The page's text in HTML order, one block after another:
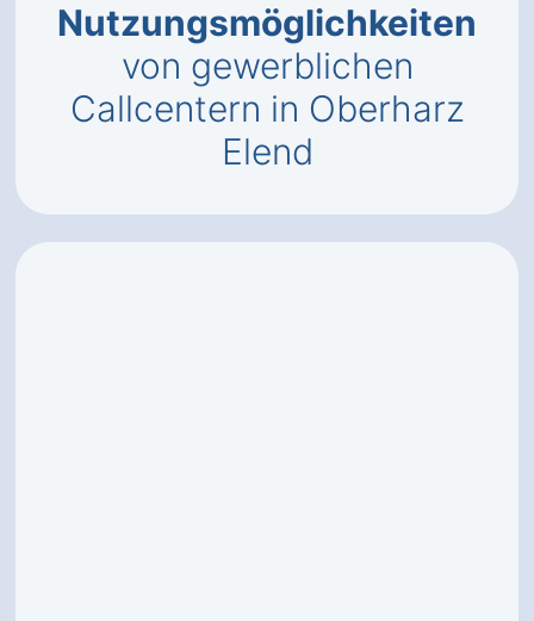
Nutzungsmöglichkeiten
von gewerblichen
Callcentern in Oberharz
Elend